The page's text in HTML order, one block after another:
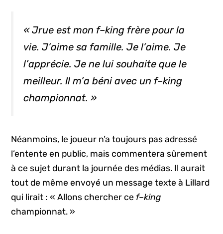
« Jrue est mon f–king frère pour la
vie. J’aime sa famille. Je l’aime. Je
l’apprécie. Je ne lui souhaite que le
meilleur. Il m’a béni avec un f–king
championnat. »
Néanmoins, le joueur n’a toujours pas adressé
l’entente en public, mais commentera sûrement
à ce sujet durant la journée des médias. Il aurait
tout de même envoyé un message texte à Lillard
qui lirait : « Allons chercher ce f–king
championnat. »